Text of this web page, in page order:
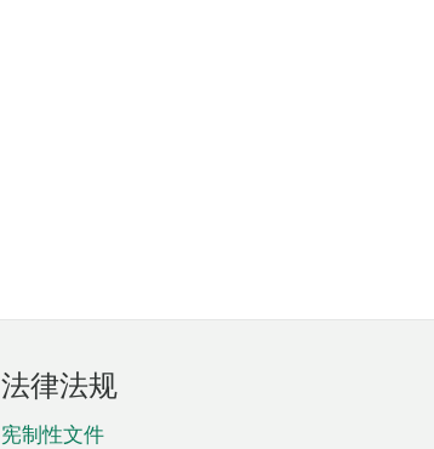
法律法规
宪制性文件